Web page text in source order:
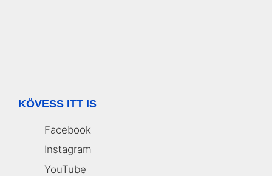
KÖVESS ITT IS
Facebook
Instagram
YouTube